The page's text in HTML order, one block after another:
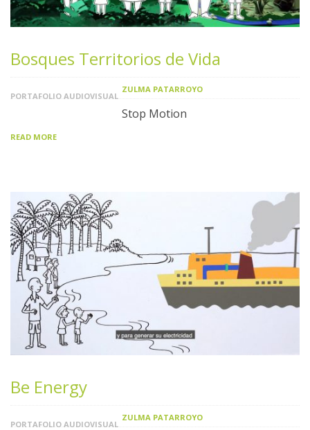
Bosques Territorios de Vida
PORTAFOLIO AUDIOVISUAL
ZULMA PATARROYO
Stop Motion
READ MORE
Be Energy
PORTAFOLIO AUDIOVISUAL
ZULMA PATARROYO